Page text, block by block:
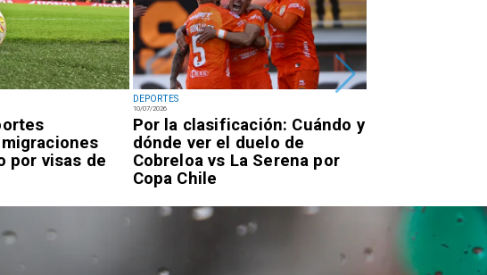
por visas de
DEPORTES
10/07/2026
Por la clasificación: Cuándo y
dónde ver el duelo de
Cobreloa vs La Serena por
Copa Chile